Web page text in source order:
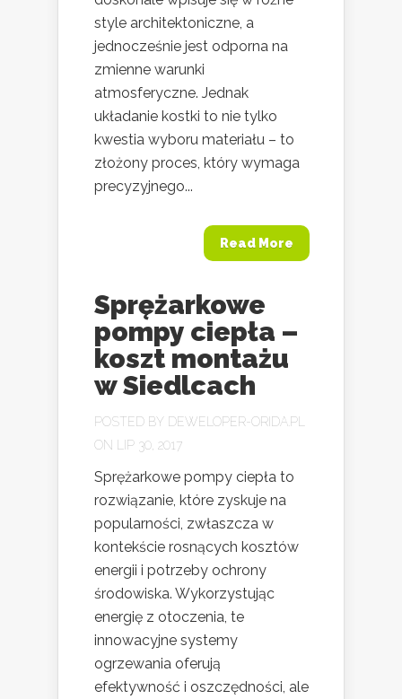
style architektoniczne, a
jednocześnie jest odporna na
zmienne warunki
atmosferyczne. Jednak
układanie kostki to nie tylko
kwestia wyboru materiału – to
złożony proces, który wymaga
precyzyjnego...
Read More
Sprężarkowe
pompy ciepła –
koszt montażu
w Siedlcach
POSTED BY DEWELOPER-ORIDA.PL
ON LIP 30, 2017
Sprężarkowe pompy ciepła to
rozwiązanie, które zyskuje na
popularności, zwłaszcza w
kontekście rosnących kosztów
energii i potrzeby ochrony
środowiska. Wykorzystując
energię z otoczenia, te
innowacyjne systemy
ogrzewania oferują
efektywność i oszczędności, ale